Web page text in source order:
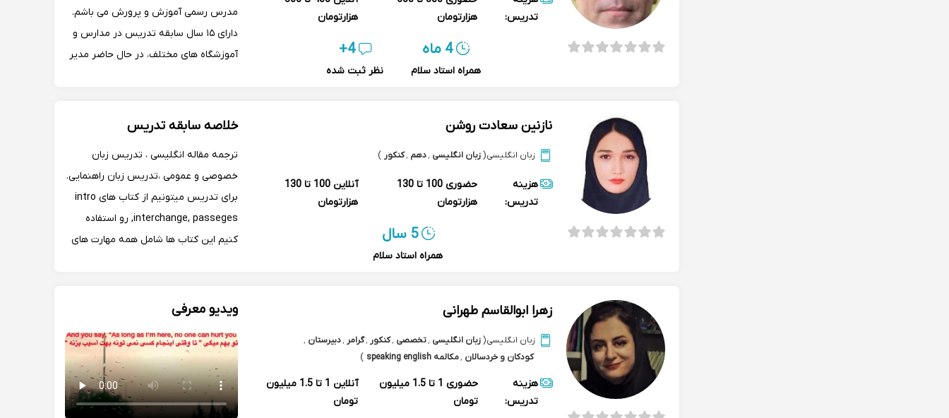
تدریس:
هزارتومان
هزارتومان
4 ماه
همراه استاد سلام
4+
نظر ثبت شده
مدرس رسمی آموزش و پرورش می باشم.
دارای ۱۵ سال سابقه تدریس در مدارس و
آموزشگاه های مختلف، در حال حاضر مدیر
تمام مقاطع تحصیلی و سنی را دارم.
نازنین سعادت روشن
زبان انگلیسی(زبان انگلیسی ,دهم ,کنکور )
هزینه
تدریس:
حضوری
100 تا 130
هزارتومان
آنلاین
100 تا 130
هزارتومان
5 سال
همراه استاد سلام
خلاصه سابقه تدریس
ترجمه مقاله انگلیسی ، تدریس زبان
خصوصی و عمومی ،تدریس زبان راهنمایی.
برای تدریس میتونیم از کتاب های intro
,interchange, passeges رو استفاده
کنیم این کتاب ها شامل همه مهارت های
زهرا ابوالقاسم طهرانی
زبان انگلیسی(زبان انگلیسی ,تخصصی ,کنکور ,گرامر ,دبیرستان ,
کودکان و خردسالان ,مکالمه speaking english )
هزینه
تدریس:
حضوری
1 تا 1.5 میلیون
تومان
آنلاین
1 تا 1.5 میلیون
تومان
ویدیو معرفی